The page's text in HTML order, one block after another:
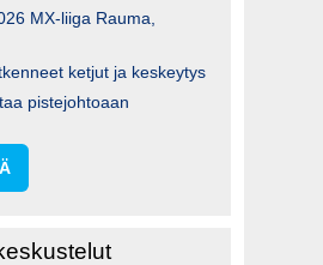
MX-liiga Rauma,
ketjut ja keskeytys
pistejohtoaan